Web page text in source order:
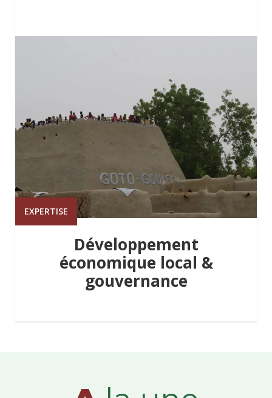
EXPERTISE
Développement
économique local &
gouvernance